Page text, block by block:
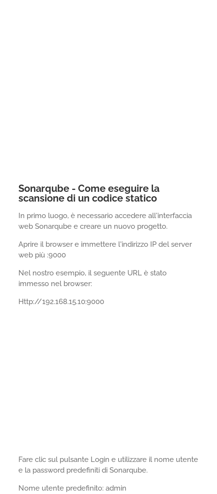
Sonarqube - Come eseguire la
scansione di un codice statico
In primo luogo, è necessario accedere all'interfaccia
web Sonarqube e creare un nuovo progetto.
Aprire il browser e immettere l'indirizzo IP del server
web più :9000
Nel nostro esempio, il seguente URL è stato
immesso nel browser:
Http://192.168.15.10:9000
Fare clic sul pulsante Login e utilizzare il nome utente
e la password predefiniti di Sonarqube.
Nome utente predefinito: admin